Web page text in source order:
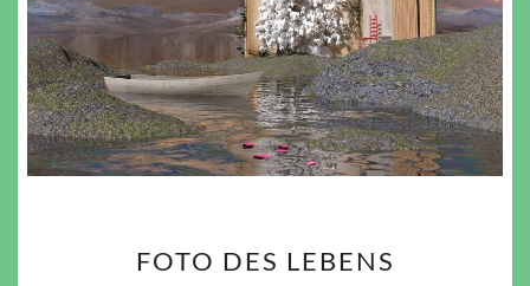
DES
FOTO DES LEBENS